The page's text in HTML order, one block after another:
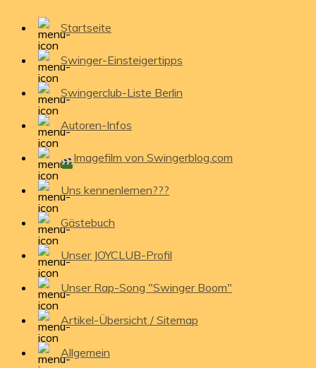
Startseite
Swinger-Einsteigertipps
Swingerclub-Liste Berlin
Autoren-Infos
Imagefilm von Swingerblog.com
Uns kennenlernen???
Gästebuch
Unser JOYCLUB-Profil
Unser Rap-Song "Swinger Boom"
Artikel-Übersicht / Sitemap
Allgemein